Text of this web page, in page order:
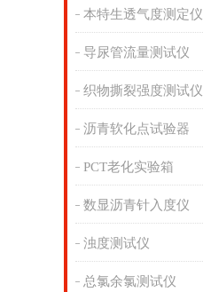
本特生透气度测定仪
导尿管流量测试仪
织物撕裂强度测试仪
沥青软化点试验器
PCT老化实验箱
数显沥青针入度仪
浊度测试仪
总氯余氯测试仪